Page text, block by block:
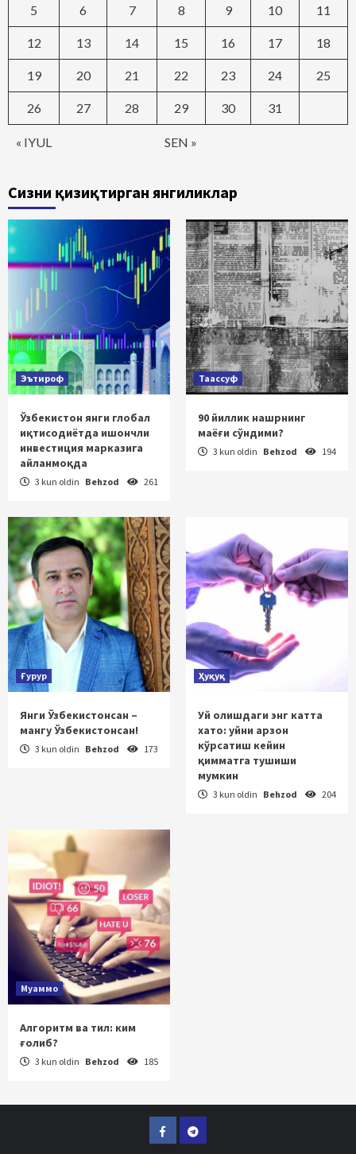
« IYUL SEN »
5 6 7 8 9 10 11
12 13 14 15 16 17 18
19 20 21 22 23 24 25
26 27 28 29 30 31
Сизни қизиқтирган янгиликлар
Эътироф
Ўзбекистон янги глобал
иқтисодиётда ишончли
инвестиция марказига
айланмоқда
3 kun oldin Behzod 261
Таассуф
90 йиллик нашрнинг
маёғи сўндими?
3 kun oldin Behzod 194
Ғурур
Янги Ўзбекистонсан –
мангу Ўзбекистонсан!
3 kun oldin Behzod 173
Ҳуқуқ
Уй олишдаги энг катта
хато: уйни арзон
кўрсатиш кейин
қимматга тушиши
мумкин
3 kun oldin Behzod 204
Муаммо
Алгоритм ва тил: ким
ғолиб?
3 kun oldin Behzod 185
FacebookTelegram